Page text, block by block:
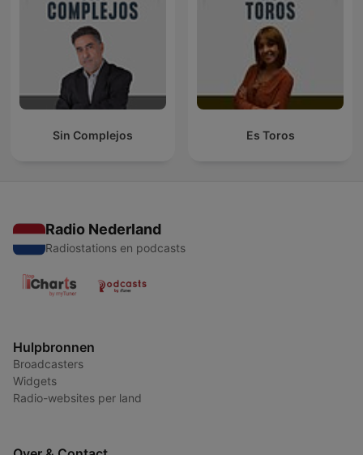
Sin Complejos Es Toros
Radio Nederland
Radiostations en podcasts
Hulpbronnen
Broadcasters
Widgets
Radio-websites per land